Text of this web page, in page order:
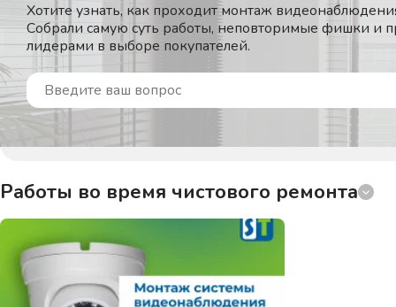
Хотите узнать, как проходит монтаж
Собрали самую суть работы, неповторимые фишки и
лидерами в выборе покупателей.
Работы во время чистового ремонта